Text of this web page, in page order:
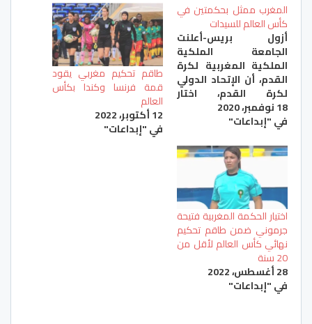
المغرب ممثل بحكمتين في
كأس العالم للسيدات
أزول بريس-أعلنت
الجامعة الملكية
الملكية المغربية لكرة
القدم، أن الإتحاد الدولي
لكرة القدم، اختار
الحكمتين بشرى كربوبي
والحكمة المساعدة
فتيحة جرمومي، ضمن
قائمة الحكمات
والحكمات المساعدات
المرشحات لقيادة
مباريات نهائيات كأس
العالم للسيدات التي
ستجرى أطوارها سنة
2023 بكل من أستراليا
ونيوزيلاندا. وباتت
كربوبي أول حكمة تقود
مباراة في البطولة…
18 نوفمبر، 2020
في "إبداعات"
طاقم تحكيم مغربي يقود
قمة فرنسا وكندا بكأس
العالم
12 أكتوبر، 2022
في "إبداعات"
اختيار الحكمة المغربية فتيحة
جرموني ضمن طاقم تحكيم
نهائي كأس العالم لأقل من
20 سنة
28 أغسطس، 2022
في "إبداعات"